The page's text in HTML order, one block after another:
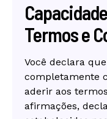
Termos e
Você declara
completamente
aderir aos
afirmações,